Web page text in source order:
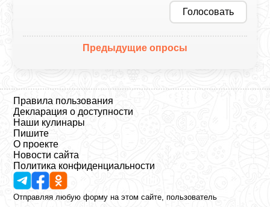
Голосовать
Предыдущие опросы
Правила пользования
Декларация о доступности
Наши кулинары
Пишите
О проекте
Новости сайта
Политика конфиденциальности
Отправляя любую форму на этом сайте, пользователь